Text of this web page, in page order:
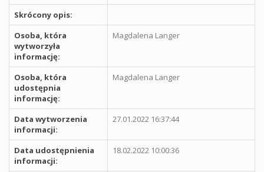
Skrócony opis:
Osoba, która
wytworzyła
informację:
Magdalena Langer
Osoba, która
udostępnia
informację:
Magdalena Langer
Data wytworzenia
informacji:
27.01.2022 16:37:44
Data udostępnienia
informacji:
18.02.2022 10:00:36